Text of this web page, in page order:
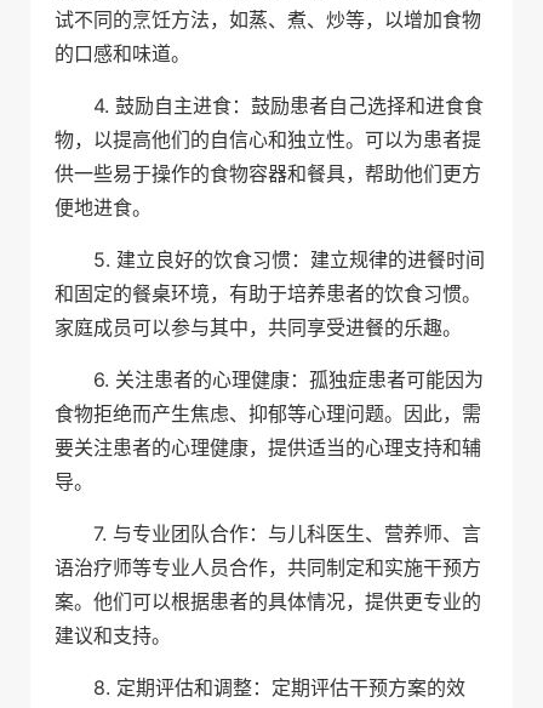
试不同的烹饪方法，如蒸、煮、炒等，以增加食物
的口感和味道。
4. 鼓励自主进食：鼓励患者自己选择和进食食
物，以提高他们的自信心和独立性。可以为患者提
供一些易于操作的食物容器和餐具，帮助他们更方
便地进食。
5. 建立良好的饮食习惯：建立规律的进餐时间
和固定的餐桌环境，有助于培养患者的饮食习惯。
家庭成员可以参与其中，共同享受进餐的乐趣。
6. 关注患者的心理健康：孤独症患者可能因为
食物拒绝而产生焦虑、抑郁等心理问题。因此，需
要关注患者的心理健康，提供适当的心理支持和辅
导。
7. 与专业团队合作：与儿科医生、营养师、言
语治疗师等专业人员合作，共同制定和实施干预方
案。他们可以根据患者的具体情况，提供更专业的
建议和支持。
8. 定期评估和调整：定期评估干预方案的效